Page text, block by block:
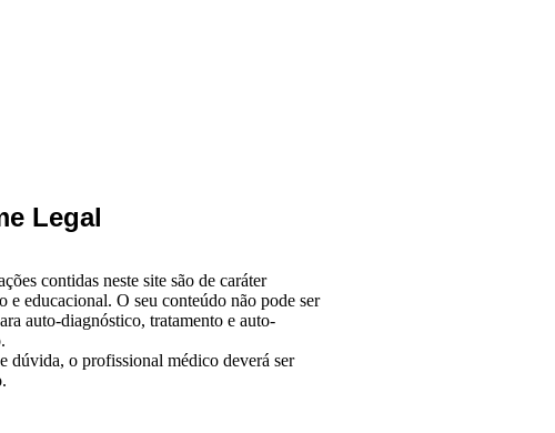
Legal
contidas neste site são de caráter
e educacional. O seu conteúdo não pode ser
auto-diagnóstico, tratamento e auto-
dúvida, o profissional médico deverá ser